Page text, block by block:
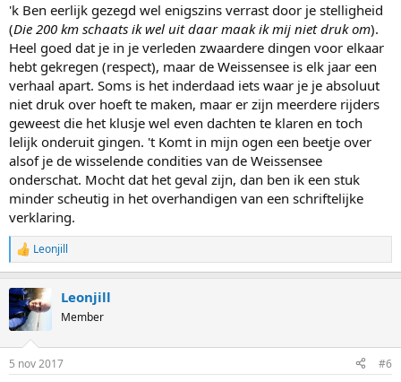
'k Ben eerlijk gezegd wel enigszins verrast door je stelligheid
(Die 200 km schaats ik wel uit daar maak ik mij niet druk om).
Heel goed dat je in je verleden zwaardere dingen voor elkaar
hebt gekregen (respect), maar de Weissensee is elk jaar een
verhaal apart. Soms is het inderdaad iets waar je je absoluut
niet druk over hoeft te maken, maar er zijn meerdere rijders
geweest die het klusje wel even dachten te klaren en toch
lelijk onderuit gingen. 't Komt in mijn ogen een beetje over
alsof je de wisselende condities van de Weissensee
onderschat. Mocht dat het geval zijn, dan ben ik een stuk
minder scheutig in het overhandigen van een schriftelijke
verklaring.
R
e
c
t
i
s
Leonjill
Leonjill
Member
5 nov 2017 #6